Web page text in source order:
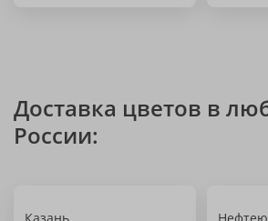
Доставка цветов в
России: